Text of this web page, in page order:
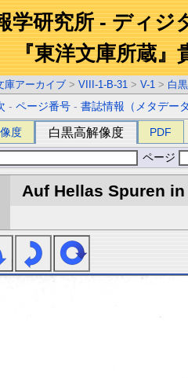
学研究所 - ディジ
『東洋文庫所蔵』
庫アーカイブ > VIII-1-B-31 > V-1 > 白
-ページ番号 -書誌情報（メタデー
度 白黒高解像度 PDF
ページ
Auf Hellas Spuren